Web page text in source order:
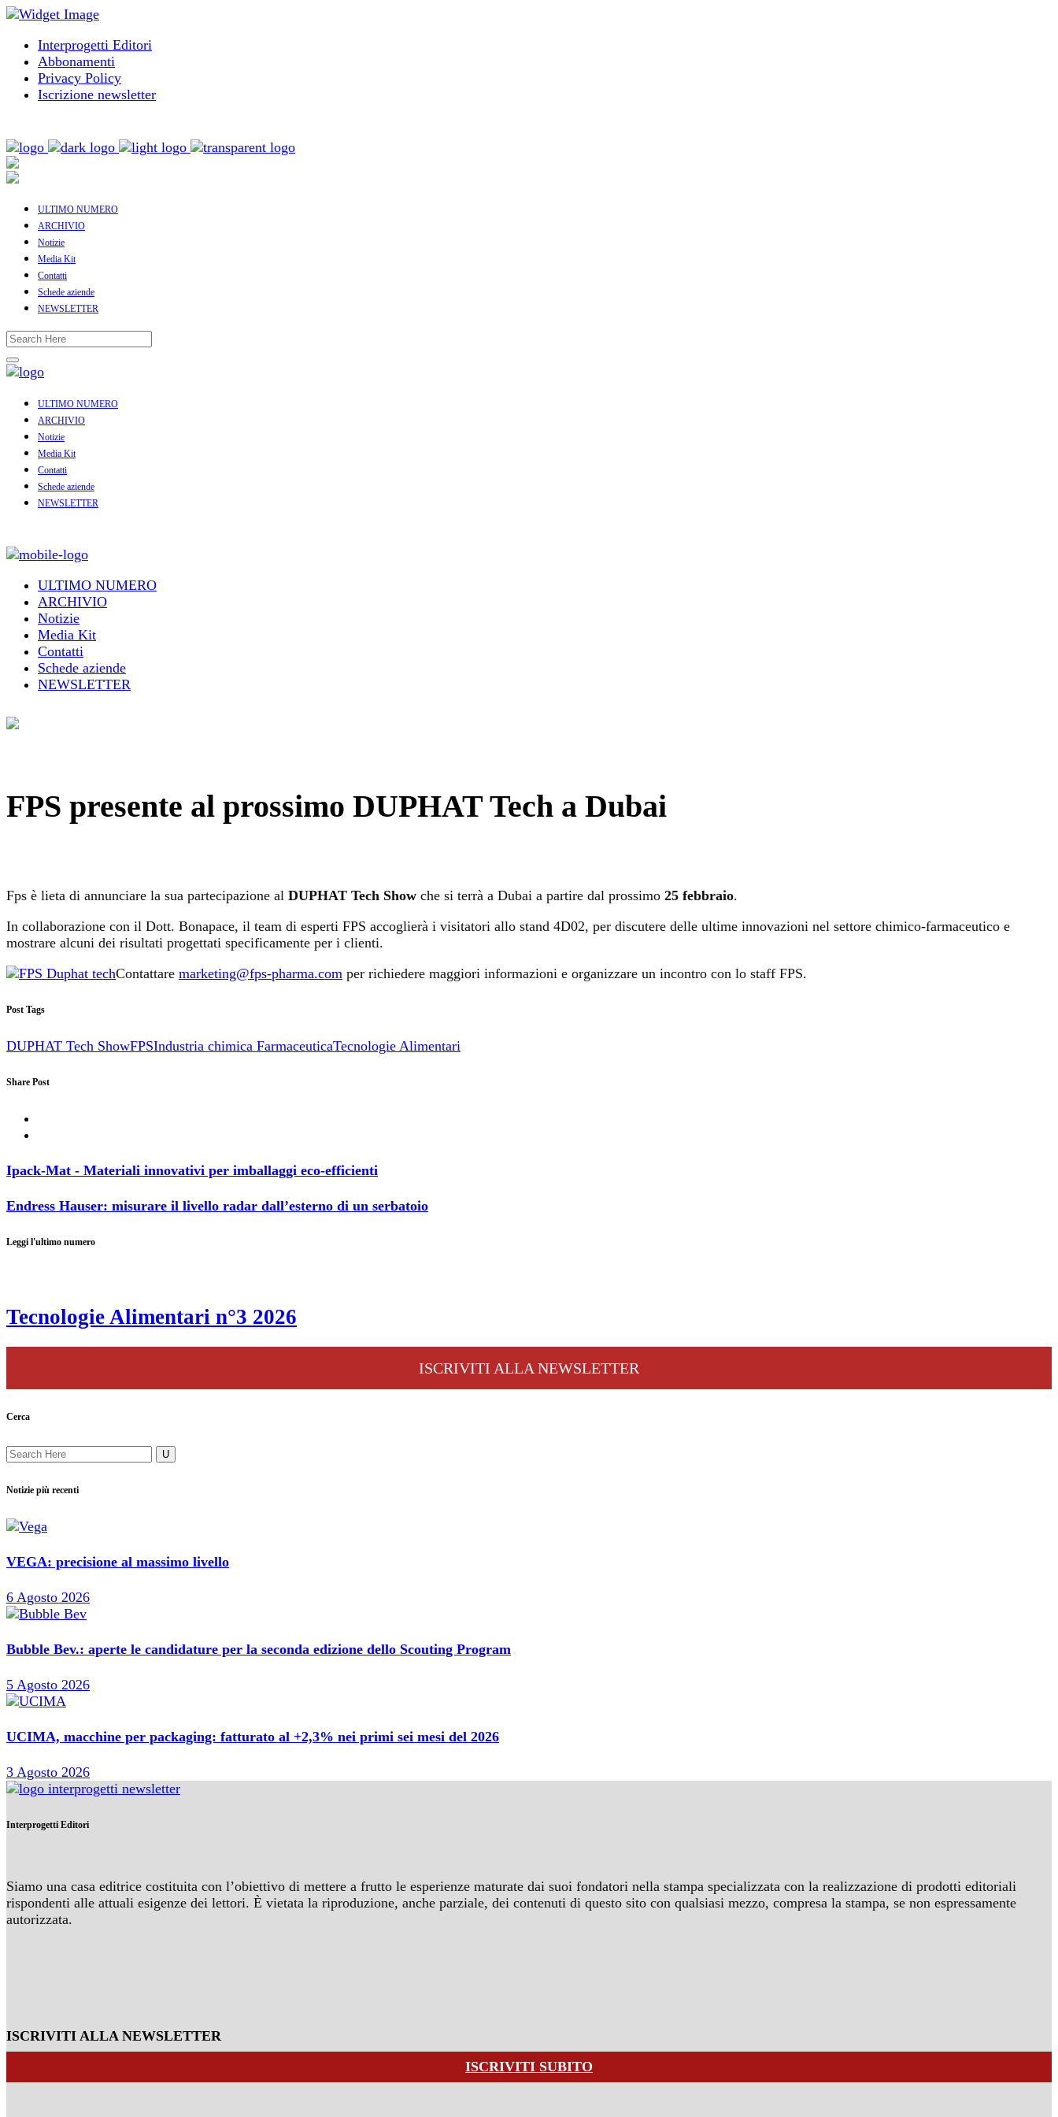
Interprogetti Editori
Abbonamenti
Privacy Policy
Iscrizione newsletter
ULTIMO NUMERO
ARCHIVIO
Notizie
Media Kit
Contatti
Schede aziende
NEWSLETTER
ULTIMO NUMERO
ARCHIVIO
Notizie
Media Kit
Contatti
Schede aziende
NEWSLETTER
ULTIMO NUMERO
ARCHIVIO
Notizie
Media Kit
Contatti
Schede aziende
NEWSLETTER
FPS presente al prossimo DUPHAT Tech a Dubai
Fps è lieta di annunciare la sua partecipazione al DUPHAT Tech Show che si terrà a Dubai a partire dal prossimo 25 febbraio.
In collaborazione con il Dott. Bonapace, il team di esperti FPS accoglierà i visitatori allo stand 4D02, per discutere delle ultime innovazioni nel settore chimico-farmaceutico e
mostrare alcuni dei risultati progettati specificamente per i clienti.
Contattare marketing@fps-pharma.com per richiedere maggiori informazioni e organizzare un incontro con lo staff FPS.
Post Tags
DUPHAT Tech ShowFPSIndustria chimica FarmaceuticaTecnologie Alimentari
Share Post
Ipack-Mat - Materiali innovativi per imballaggi eco-efficienti
Endress Hauser: misurare il livello radar dall’esterno di un serbatoio
Leggi l'ultimo numero
Tecnologie Alimentari n°3 2026
ISCRIVITI ALLA NEWSLETTER
Cerca
Notizie più recenti
VEGA: precisione al massimo livello
6 Agosto 2026
Bubble Bev.: aperte le candidature per la seconda edizione dello Scouting Program
5 Agosto 2026
UCIMA, macchine per packaging: fatturato al +2,3% nei primi sei mesi del 2026
3 Agosto 2026
Interprogetti Editori
Siamo una casa editrice costituita con l’obiettivo di mettere a frutto le esperienze maturate dai suoi fondatori nella stampa specializzata con la realizzazione di prodotti editoriali
rispondenti alle attuali esigenze dei lettori. È vietata la riproduzione, anche parziale, dei contenuti di questo sito con qualsiasi mezzo, compresa la stampa, se non espressamente
autorizzata.
ISCRIVITI ALLA NEWSLETTER
ISCRIVITI SUBITO